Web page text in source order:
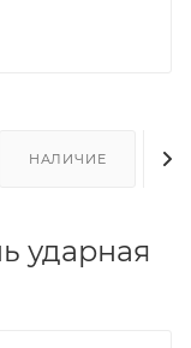
НАЛИЧИЕ
ударная